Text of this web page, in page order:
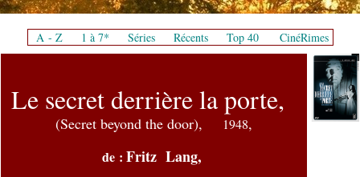
A - Z 1 à 7* Séries Récents Top 40 CinéRimes
Le secret derrière la porte,
(Secret beyond the door), 1948,
de : Fritz Lang,